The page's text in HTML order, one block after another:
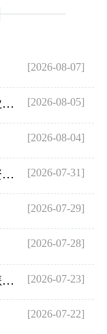
[2026-08-07]
水平衡测试公司介绍工业企业的用水范围... [2026-08-05]
[2026-08-04]
水平衡测试对用水单位和水资源管理的目... [2026-07-31]
[2026-07-29]
[2026-07-28]
水资源论证报告书和报告表怎么判定... [2026-07-23]
[2026-07-22]